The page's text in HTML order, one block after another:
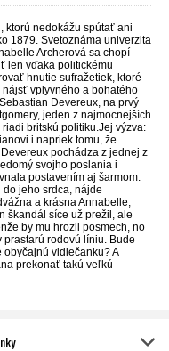
ktorú nedokážu spútať ani
1879. Svetoznáma univerzita
Archerová sa chopí
len vďaka politickému
hnutie sufražetiek, ktoré
vplyvného a bohatého
Devereux, na prvý
jeden z najmocnejších
britskú politiku.Jej výzva:
i napriek tomu, že
pochádza z jednej z
svojho poslania i
postavením aj šarmom.
do jeho srdca, nájde
a krásna Annabelle,
škandál síce už prežil, ale
by mu hrozil posmech, no
rodovú líniu. Bude
vidiečanku? A
prekonať takú veľkú